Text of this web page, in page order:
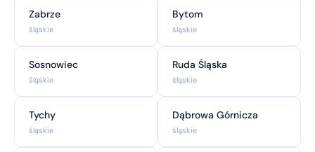
Zabrze
śląskie
Bytom
śląskie
Sosnowiec
śląskie
Ruda Śląska
śląskie
Tychy
śląskie
Dąbrowa Górnicza
śląskie